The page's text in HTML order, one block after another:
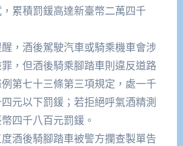
累積罰鍰高達新臺幣二萬四千
，酒後駕駛汽車或騎乘機車會涉
，但酒後騎乘腳踏車則違反道路
第七十三條第三項規定，處一千
元以下罰鍰；若拒絕呼氣酒精測
四千八百元罰鍰。
度酒後騎腳踏車被警方攔查製單告